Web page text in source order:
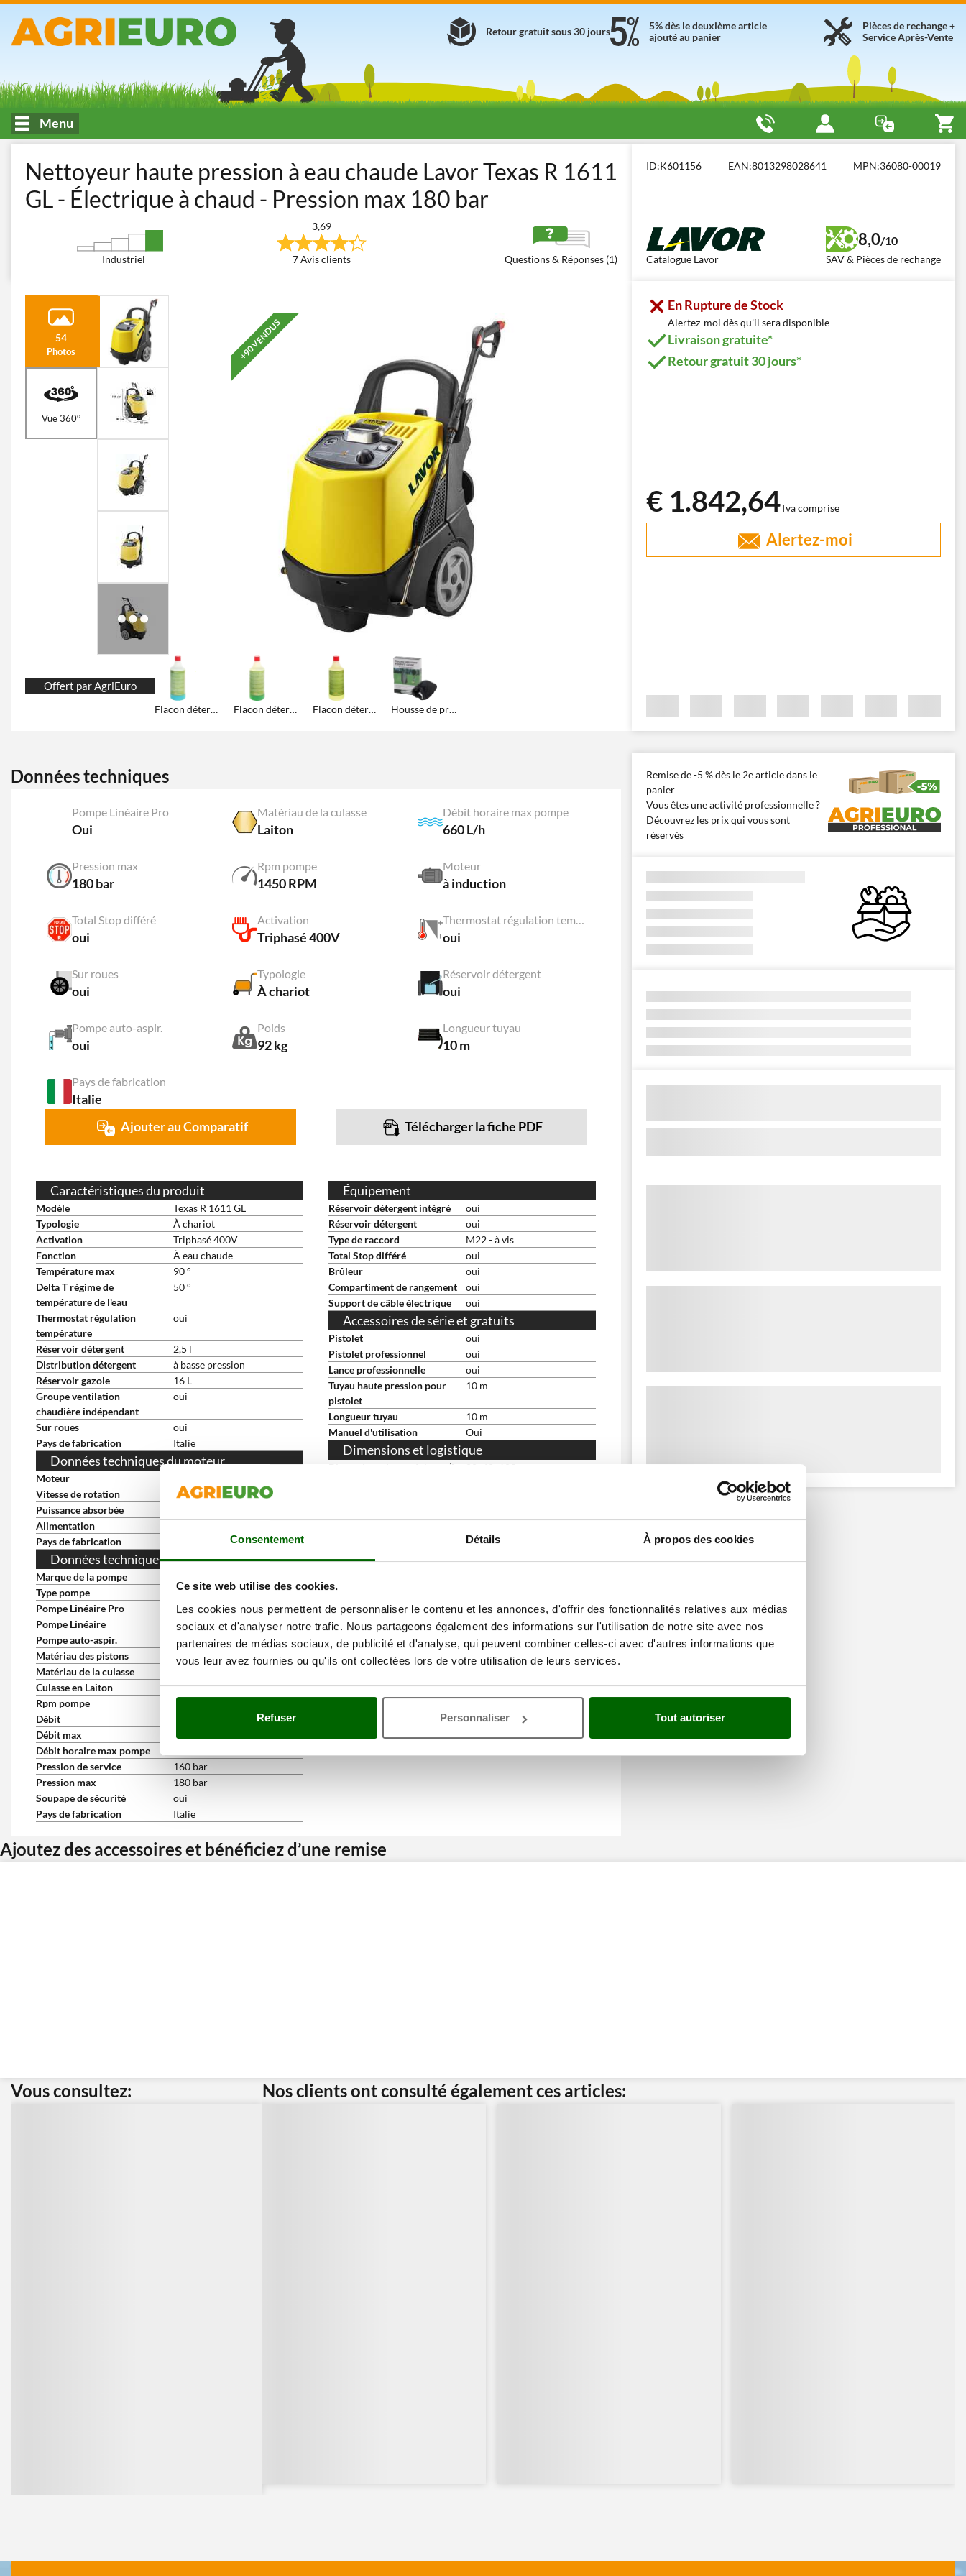
Consentement Détails À propos des cookies
Ce site web utilise des cookies.
Les cookies nous permettent de personnaliser le contenu et les annonces, d'offrir des fonctionnalités relatives aux médias
sociaux et d'analyser notre trafic. Nous partageons également des informations sur l'utilisation de notre site avec nos
partenaires de médias sociaux, de publicité et d'analyse, qui peuvent combiner celles-ci avec d'autres informations que
vous leur avez fournies ou qu'ils ont collectées lors de votre utilisation de leurs services.
Refuser Personnaliser Tout autoriser
Pièces de rechange +
Service Après-Vente
5% dès le deuxième article
ajouté au panier
Retour gratuit sous 30 jours
Menu
Nettoyeur haute pression à eau chaude Lavor Texas R 1611
GL - Électrique à chaud - Pression max 180 bar
Industriel
3,69
7 Avis clients Questions & Réponses (1)
ID:K601156 EAN:8013298028641 MPN:36080-00019
Catalogue Lavor
8,0/10
SAV & Pièces de rechange
54
Photos
Vue 360°
+90 VENDUS
Offert par AgriEuro
Flacon détergent Gral Flacon détergent Oil & Smog Clean Flacon détergent Mold & Moss Clean Housse de protection et remisage
En Rupture de Stock
Alertez-moi dès qu'il sera disponible
Livraison gratuite*
Retour gratuit 30 jours*
€ 1.842,64Tva comprise
Alertez-moi
Données techniques
Pompe Linéaire Pro
Oui
Matériau de la culasse
Laiton
Débit horaire max pompe
660 L/h
Pression max
180 bar
Rpm pompe
1450 RPM
Moteur
à induction
Total Stop différé
oui
Activation
Triphasé 400V
Thermostat régulation température
oui
Sur roues
oui
Typologie
À chariot
Réservoir détergent
oui
Pompe auto-aspir.
oui
Poids
92 kg
Longueur tuyau
10 m
Pays de fabrication
Italie
Ajouter au Comparatif Télécharger la fiche PDF
Caractéristiques du produit
Modèle
Texas R 1611 GL
Typologie
À chariot
Activation
Triphasé 400V
Fonction
À eau chaude
Température max
90 °
Delta T régime de
température de l'eau
50 °
Thermostat régulation
température
oui
Réservoir détergent
2,5 l
Distribution détergent
à basse pression
Réservoir gazole
16 L
Groupe ventilation
chaudière indépendant
oui
Sur roues
oui
Pays de fabrication
Italie
Données techniques du moteur
Moteur
Vitesse de rotation
1450 RPM
Puissance absorbée
Alimentation
Pays de fabrication
Données techniques de la pompe
Marque de la pompe
Type pompe
à 3 pistons en ligne
Pompe Linéaire Pro
Oui
Pompe Linéaire
oui
Pompe auto-aspir.
oui
Matériau des pistons
Céramique
Matériau de la culasse
Culasse en Laiton
oui
Rpm pompe
1450 RPM
Débit
Débit max
11 L/min
Débit horaire max pompe
Pression de service
160 bar
Pression max
180 bar
Soupape de sécurité
oui
Pays de fabrication
Italie
Équipement
Réservoir détergent intégré
oui
Réservoir détergent
oui
Type de raccord
M22 - à vis
Total Stop différé
oui
Brûleur
oui
Compartiment de rangement
oui
Support de câble électrique
oui
Accessoires de série et gratuits
Pistolet
oui
Pistolet professionnel
oui
Lance professionnelle
oui
Tuyau haute pression pour
pistolet
10 m
Longueur tuyau
10 m
Manuel d'utilisation
Oui
Dimensions et logistique
Dimensions du produit cm (L
Poids emballage compris
103 Kg
Remise de -5 % dès le 2e article dans le
panier
Vous êtes une activité professionnelle ?
Découvrez les prix qui vous sont
réservés
Ajoutez des accessoires et bénéficiez d’une remise
Vous consultez: Nos clients ont consulté également ces articles: